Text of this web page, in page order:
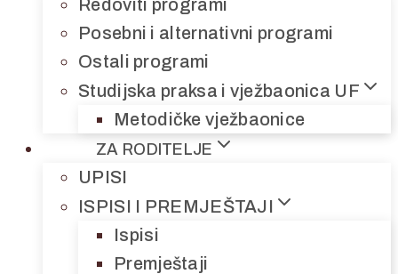
Redoviti programi
Posebni i alternativni programi
Ostali programi
Studijska praksa i vježbaonica UF
Metodičke vježbaonice
ZA RODITELJE
UPISI
ISPISI I PREMJEŠTAJI
Ispisi
Premještaji